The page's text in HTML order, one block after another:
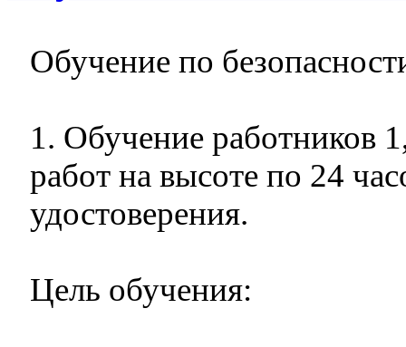
Обучение по
1. Обучение работников
работ на высоте по 24
удостоверения.
Цель обучения: